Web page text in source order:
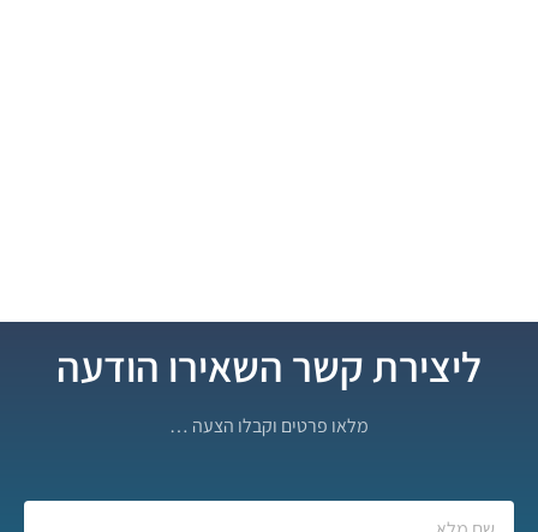
ליצירת קשר השאירו הודעה
מלאו פרטים וקבלו הצעה …